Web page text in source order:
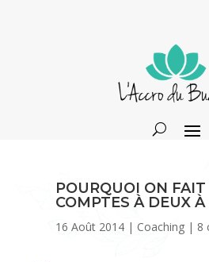
POURQUOI ON FAIT
COMPTES À DEUX
16 Août 2014| Coaching| 8